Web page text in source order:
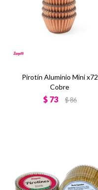
Pirotín Aluminio Mini x72
Cobre
$ 73 $86